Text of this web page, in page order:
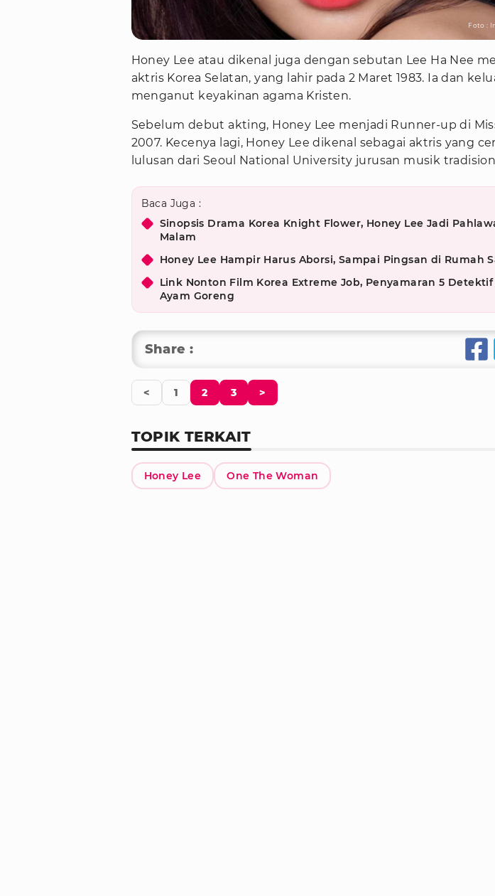
Foto :
Honey Lee atau dikenal juga dengan sebutan Lee Ha Nee
aktris Korea Selatan, yang lahir pada 2 Maret 1983. Ia dan
menganut keyakinan agama Kristen.
Sebelum debut akting, Honey Lee menjadi Runner-up di
2007. Kecenya lagi, Honey Lee dikenal sebagai aktris yang
lulusan dari Seoul National University jurusan musik
Baca Juga :
Sinopsis Drama Korea Knight Flower, Honey Lee Jadi
Malam
Honey Lee Hampir Harus Aborsi, Sampai Pingsan di Rumah
Link Nonton Film Korea Extreme Job, Penyamaran 5 Detektif
Ayam Goreng
Share :
< 1 2 3 >
TOPIK TERKAIT
Honey Lee One The Woman